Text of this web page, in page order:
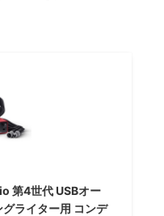
第4世代 USBオー
ライター用 コンデ